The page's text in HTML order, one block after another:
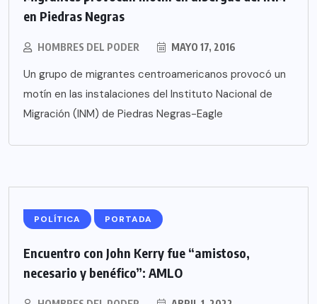
en Piedras Negras
HOMBRES DEL PODER MAYO 17, 2016
Un grupo de migrantes centroamericanos provocó un
motín en las instalaciones del Instituto Nacional de
Migración (INM) de Piedras Negras-Eagle
POLÍTICA PORTADA
Encuentro con John Kerry fue “amistoso,
necesario y benéfico”: AMLO